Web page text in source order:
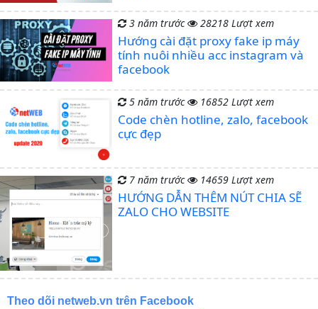
3 năm trước 28218 Lượt xem
Hướng cài đặt proxy fake ip máy
tính nuôi nhiều acc instagram và
facebook
5 năm trước 16852 Lượt xem
Code chèn hotline, zalo, facebook
cực đẹp
7 năm trước 14659 Lượt xem
HƯỚNG DẪN THÊM NÚT CHIA SẼ
ZALO CHO WEBSITE
Theo dõi netweb.vn trên Facebook